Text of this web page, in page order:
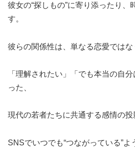
彼女の“探しもの”に寄り添ったり、
す。
彼らの関係性は、単なる恋愛ではな
「理解されたい」「でも本当の自
った、
現代の若者たちに共通する感情の投
SNSでいつでも“つながっている”よ